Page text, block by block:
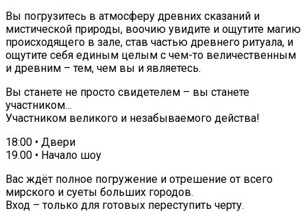
Вы погрузитесь в атмосферу древних сказаний и
мистической природы, воочию увидите и ощутите магию
происходящего в зале, став частью древнего ритуала, и
ощутите себя единым целым с чем-то величественным
и древним – тем, чем вы и являетесь.
Вы станете не просто свидетелем – вы станете
участником…
Участником великого и незабываемого действа!
18:00 • Двери
19.00 • Начало шоу
Вас ждёт полное погружение и отрешение от всего
мирского и суеты больших городов.
Вход – только для готовых переступить черту.